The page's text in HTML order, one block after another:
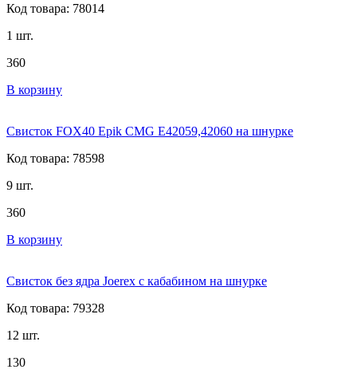
Код товара: 78014
1 шт.
360
В корзину
Свисток FOX40 Epik CMG E42059,42060 на шнурке
Код товара: 78598
9 шт.
360
В корзину
Свисток без ядра Joerex с кабабином на шнурке
Код товара: 79328
12 шт.
130